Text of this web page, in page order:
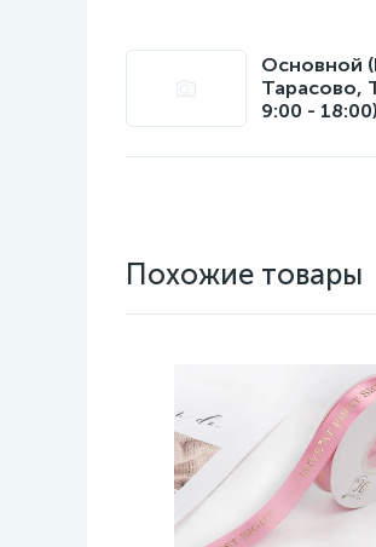
Основной
Тарасово,
9:00 - 18:00)
Похожие товары